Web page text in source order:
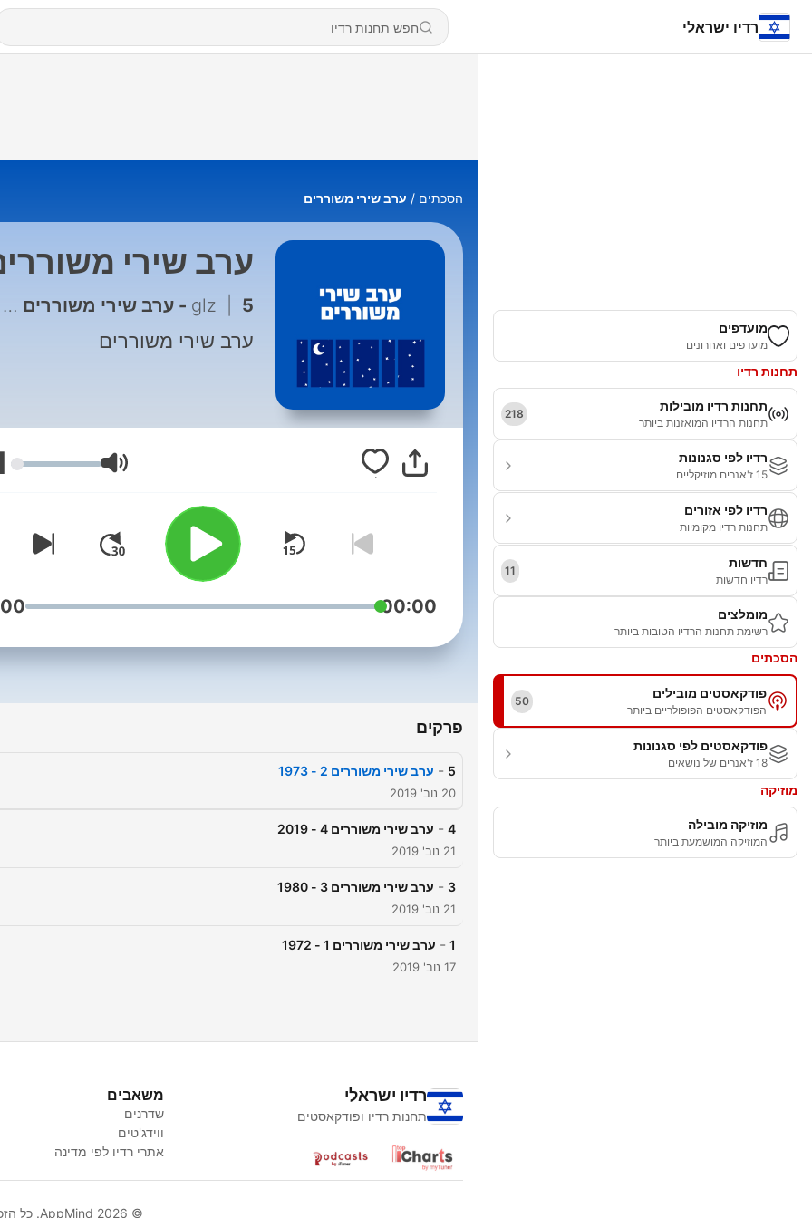
רדיו ישראלי
מועדפים
מועדפים ואחרונים
תחנות רדיו
תחנות רדיו מובילות
תחנות הרדיו המואזנות ביותר
218
רדיו לפי סגנונות
15 ז'אנרים מוזיקליים
רדיו לפי אזורים
תחנות רדיו מקומיות
חדשות
רדיו חדשות
11
מומלצים
רשימת תחנות הרדיו הטובות ביותר
הסכתים
פודקאסטים מובילים
הפודקאסטים הפופולריים ביותר
50
פודקאסטים לפי סגנונות
18 ז'אנרים של נושאים
מוזיקה
מוזיקה מובילה
המוזיקה המושמעת ביותר
הסכתים ערב שירי משוררים
ערב שירי
glz 5 - ערב שירי משוררים 2 - 1973
ערב שירי משוררים
עוצמת שמע
00:00
פרקים
5
- ערב שירי משוררים 2 - 1973
20 נוב' 2019
4
- ערב שירי משוררים 4 - 2019
21 נוב' 2019
3
- ערב שירי משוררים 3 - 1980
21 נוב' 2019
1
- ערב שירי משוררים 1 - 1972
17 נוב' 2019
רדיו ישראלי
תחנות רדיו ופודקאסטים
משאבים
שדרנים
ווידג'טים
אתרי רדיו לפי מדינה
© AppMind 2026. כל הזכויות שמורות.